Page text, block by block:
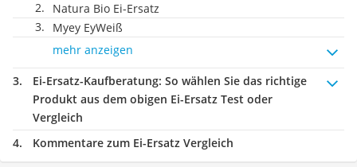
Natura Bio Ei-Ersatz
Myey EyWeiß
mehr anzeigen
Ei-Ersatz-Kaufberatung: So wählen Sie das richtige
Produkt aus dem obigen Ei-Ersatz Test oder
Vergleich
Kommentare zum Ei-Ersatz Vergleich